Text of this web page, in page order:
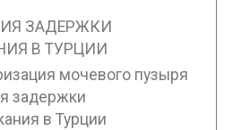
ЗАДЕРЖКИ
В ТУРЦИИ
мочевого пузыря
задержки
в Турции